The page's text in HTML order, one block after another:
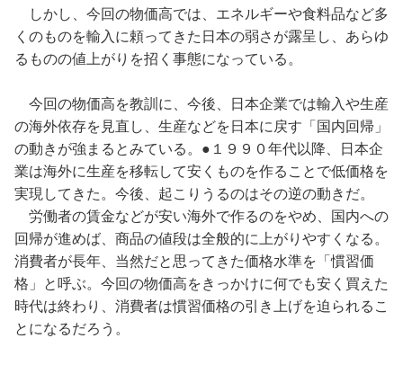
しかし、今回の物価高では、エネルギーや食料品など多
くのものを輸入に頼ってきた日本の弱さが露呈し、あらゆ
るものの値上がりを招く事態になっている。
今回の物価高を教訓に、今後、日本企業では輸入や生産
の海外依存を見直し、生産などを日本に戻す「国内回帰」
の動きが強まるとみている。●１９９０年代以降、日本企
業は海外に生産を移転して安くものを作ることで低価格を
実現してきた。今後、起こりうるのはその逆の動きだ。
労働者の賃金などが安い海外で作るのをやめ、国内への
回帰が進めば、商品の値段は全般的に上がりやすくなる。
消費者が長年、当然だと思ってきた価格水準を「慣習価
格」と呼ぶ。今回の物価高をきっかけに何でも安く買えた
時代は終わり、消費者は慣習価格の引き上げを迫られるこ
とになるだろう。